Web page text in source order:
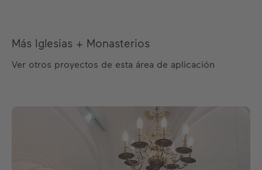
Más Iglesias + Monasterios
Ver otros proyectos de esta área de aplicación